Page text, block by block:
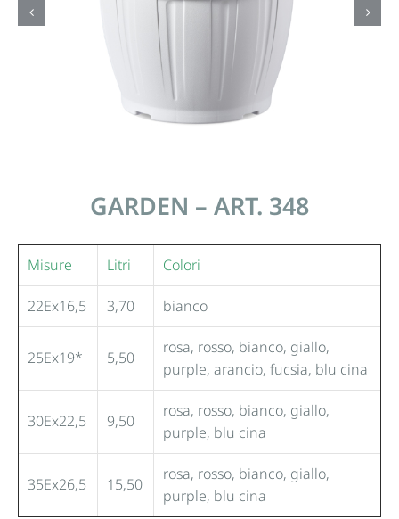
GARDEN – ART. 348
Misure Litri Colori
22Ex16,5 3,70 bianco
25Ex19* 5,50
rosa, rosso, bianco, giallo,
purple, arancio, fucsia, blu cina
30Ex22,5 9,50
rosa, rosso, bianco, giallo,
purple, blu cina
35Ex26,5 15,50
rosa, rosso, bianco, giallo,
purple, blu cina